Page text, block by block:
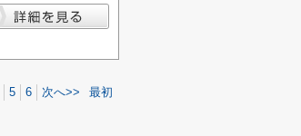
5 6 次へ>> 最初